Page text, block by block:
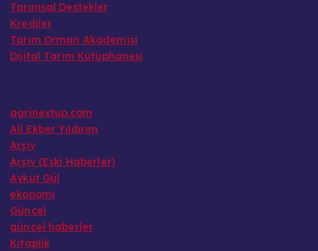
Tarımsal Destekler
Krediler
Tarım Orman Akademisi
Dijital Tarım Kütüphanesi
agrinextup.com
Ali Ekber Yıldırım
Arşiv
Arşiv (Eski Haberler)
Aykut Gül
ekonomi
Güncel
güncel haberler
Kitaplık